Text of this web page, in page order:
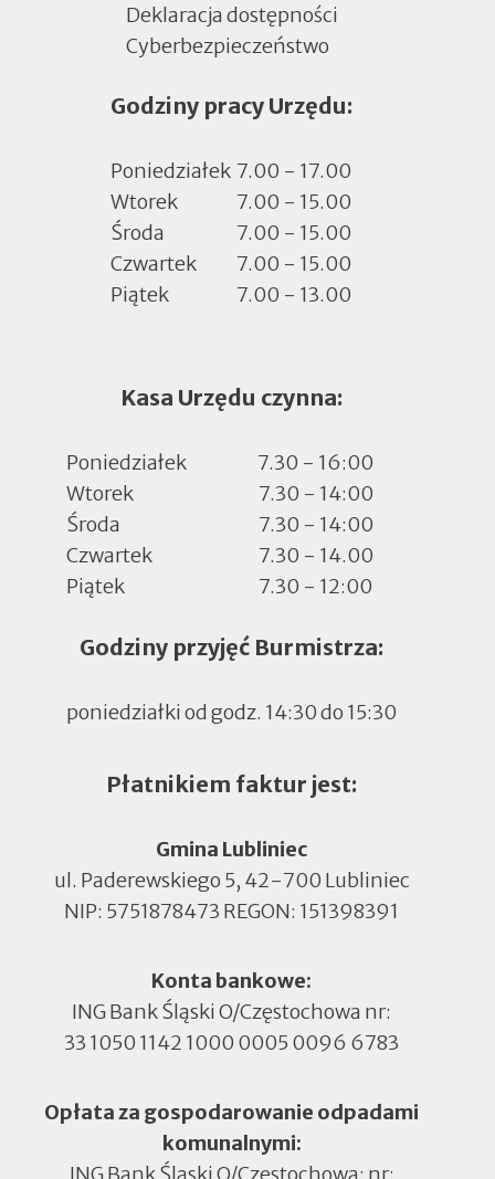
Deklaracja dostępności
Cyberbezpieczeństwo
w
zakładce
Godziny pracy Urzędu:
Poniedziałek 7.00 - 17.00
Wtorek
7.00 - 15.00
Środa
7.00 - 15.00
Czwartek
7.00 - 15.00
Piątek
7.00 - 13.00
Kasa Urzędu czynna:
Poniedziałek
7.30 - 16:00
Wtorek
7.30 - 14:00
Środa
7.30 - 14:00
Czwartek
7.30 - 14.00
Piątek
7.30 - 12:00
Godziny przyjęć Burmistrza:
poniedziałki od godz. 14:30 do 15:30
Płatnikiem faktur jest:
Gmina Lubliniec
ul. Paderewskiego 5, 42-700 Lubliniec
NIP: 5751878473 REGON: 151398391
Konta bankowe:
ING Bank Śląski O/Częstochowa nr:
33 1050 1142 1000 0005 0096 6783
Opłata za gospodarowanie odpadami
komunalnymi: